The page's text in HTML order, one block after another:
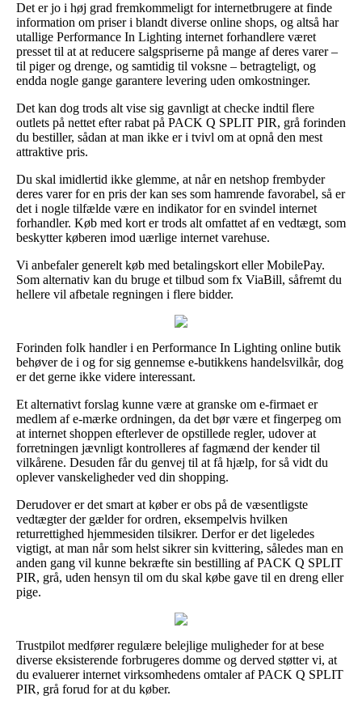
Det er jo i høj grad fremkommeligt for internetbrugere at finde
information om priser i blandt diverse online shops, og altså har
utallige Performance In Lighting internet forhandlere været
presset til at at reducere salgspriserne på mange af deres varer –
til piger og drenge, og samtidig til voksne – betragteligt, og
endda nogle gange garantere levering uden omkostninger.
Det kan dog trods alt vise sig gavnligt at checke indtil flere
outlets på nettet efter rabat på PACK Q SPLIT PIR, grå forinden
du bestiller, sådan at man ikke er i tvivl om at opnå den mest
attraktive pris.
Du skal imidlertid ikke glemme, at når en netshop frembyder
deres varer for en pris der kan ses som hamrende favorabel, så er
det i nogle tilfælde være en indikator for en svindel internet
forhandler. Køb med kort er trods alt omfattet af en vedtægt, som
beskytter køberen imod uærlige internet varehuse.
Vi anbefaler generelt køb med betalingskort eller MobilePay.
Som alternativ kan du bruge et tilbud som fx ViaBill, såfremt du
hellere vil afbetale regningen i flere bidder.
Forinden folk handler i en Performance In Lighting online butik
behøver de i og for sig gennemse e-butikkens handelsvilkår, dog
er det gerne ikke videre interessant.
Et alternativt forslag kunne være at granske om e-firmaet er
medlem af e-mærke ordningen, da det bør være et fingerpeg om
at internet shoppen efterlever de opstillede regler, udover at
forretningen jævnligt kontrolleres af fagmænd der kender til
vilkårene. Desuden får du genvej til at få hjælp, for så vidt du
oplever vanskeligheder ved din shopping.
Derudover er det smart at køber er obs på de væsentligste
vedtægter der gælder for ordren, eksempelvis hvilken
returrettighed hjemmesiden tilsikrer. Derfor er det ligeledes
vigtigt, at man når som helst sikrer sin kvittering, således man en
anden gang vil kunne bekræfte sin bestilling af PACK Q SPLIT
PIR, grå, uden hensyn til om du skal købe gave til en dreng eller
pige.
Trustpilot medfører regulære belejlige muligheder for at bese
diverse eksisterende forbrugeres domme og derved støtter vi, at
du evaluerer internet virksomhedens omtaler af PACK Q SPLIT
PIR, grå forud for at du køber.